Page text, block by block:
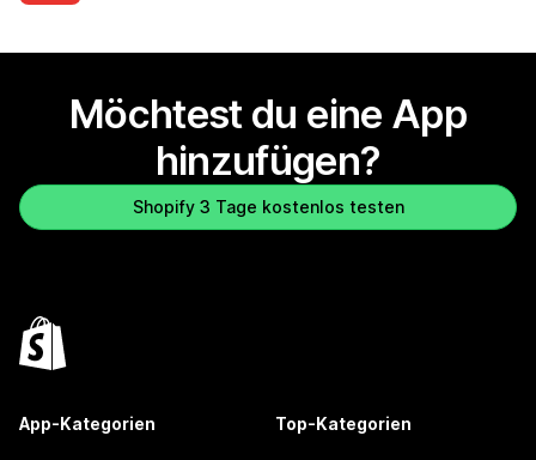
Möchtest du eine App
hinzufügen?
Shopify 3 Tage kostenlos testen
App-Kategorien Top-Kategorien